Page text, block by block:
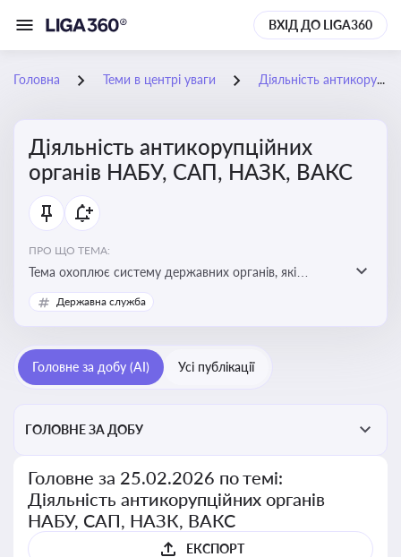
ВХІД ДО LIGA360
Головна Теми в центрі уваги Діяльність антикорупційних органів НАБУ, САП, НАЗК, ВАКС
Діяльність антикорупційних
органів НАБУ, САП, НАЗК, ВАКС
ПРО ЩО ТЕМА:
Тема охоплює систему державних органів, які
здійснюють запобігання, виявлення та розслідування
корупційних правопорушень, що є ключовим
у державному управлінні та бізнесі
Державна служба
Головне за добу (AI) Усі публікації
ГОЛОВНЕ ЗА ДОБУ
Головне за 25.02.2026 по темі:
Діяльність антикорупційних органів
НАБУ, САП, НАЗК, ВАКС
ЕКСПОРТ